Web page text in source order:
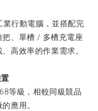
行動電腦，並搭配完
、單槽 / 多槽充電座
高效率的作業需求。
等級，相較同級競品
應用。